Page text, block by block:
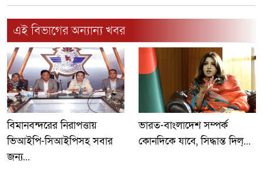
এই বিভাগের অন্যান্য খবর
বিমানবন্দরের নিরাপত্তায়
ভিআইপি-সিআইপিসহ সবার
জন্য...
ভারত-বাংলাদেশ সম্পর্ক
কোনদিকে যাবে, সিদ্ধান্ত দিল্...